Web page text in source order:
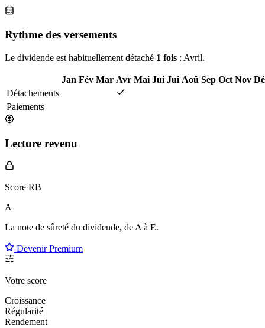
Rythme des versements
Le dividende est habituellement détaché 1 fois : Avril.
Jan Fév Mar Avr Mai Jui Jui Aoû Sep Oct Nov
Détachements
Paiements
Lecture revenu
Score RB
A
La note de sûreté du dividende, de A à E.
Devenir Premium
Votre score
Croissance
Régularité
Rendement